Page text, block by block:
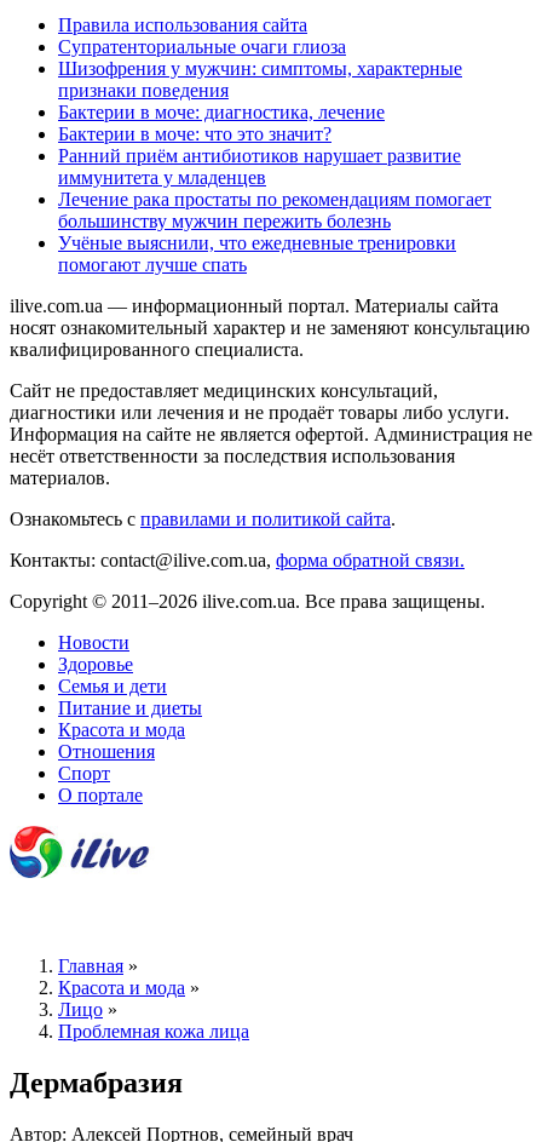
Правила использования сайта
Супратенториальные очаги глиоза
Шизофрения у мужчин: симптомы, характерные
признаки поведения
Бактерии в моче: диагностика, лечение
Бактерии в моче: что это значит?
Ранний приём антибиотиков нарушает развитие
иммунитета у младенцев
Лечение рака простаты по рекомендациям помогает
большинству мужчин пережить болезнь
Учёные выяснили, что ежедневные тренировки
помогают лучше спать
ilive.com.ua — информационный портал. Материалы сайта
носят ознакомительный характер и не заменяют консультацию
квалифицированного специалиста.
Сайт не предоставляет медицинских консультаций,
диагностики или лечения и не продаёт товары либо услуги.
Информация на сайте не является офертой. Администрация не
несёт ответственности за последствия использования
материалов.
Ознакомьтесь с правилами и политикой сайта.
Контакты: contact@ilive.com.ua, форма обратной связи.
Copyright © 2011–2026 ilive.com.ua. Все права защищены.
Новости
Здоровье
Семья и дети
Питание и диеты
Красота и мода
Отношения
Спорт
О портале
Главная »
Красота и мода »
Лицо »
Проблемная кожа лица
Дермабразия
Автор: Алексей Портнов, семейный врач